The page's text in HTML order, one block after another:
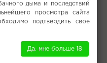
дыма и последствий
просмотра сайта
подтвердить свое
Да, мне больше 18